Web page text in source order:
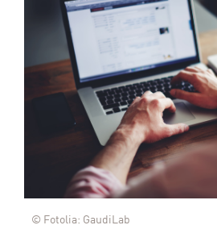
© Fotolia: GaudiLab